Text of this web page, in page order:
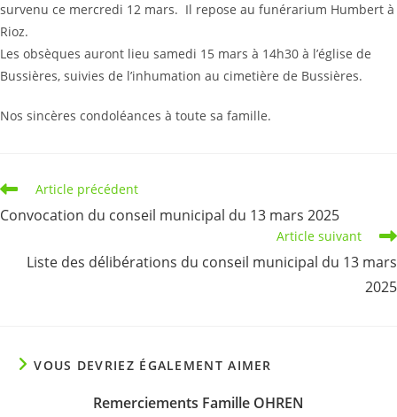
survenu ce mercredi 12 mars. Il repose au funérarium Humbert à
Rioz.
Les obsèques auront lieu samedi 15 mars à 14h30 à l’église de
Bussières, suivies de l’inhumation au cimetière de Bussières.
Nos sincères condoléances à toute sa famille.
Read
articles
Article précédent
Convocation du conseil municipal du 13 mars 2025
Article suivant
Liste des délibérations du conseil municipal du 13 mars
2025
VOUS DEVRIEZ ÉGALEMENT AIMER
Remerciements Famille OHREN